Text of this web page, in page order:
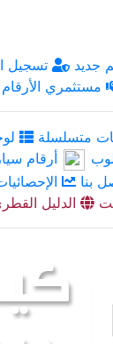
جديد تسجيل
مستثمري الأرقام
متسلسلة
أرقام
بنا
الدليل